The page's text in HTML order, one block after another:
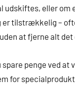
udskiftes, eller om
er tilstrækkelig –
at fjerne alt
spare penge ved at
for